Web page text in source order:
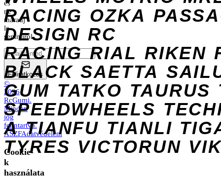
RACING OZKA
DESIGN RC
RACING RIAL RIKEN
BLACK SAETTA
GUM TATKO TAURUS
SPEEDWHEELS
A TIANFU TIANLI
TYRES VICTORUN
és
ne
maradj
le
semmiről.
Feliratkozás
©
2026
RcGumi.
Minden
jog
fenntartva.
ÁSZFAdatvédelem
Cookie-
k
használata